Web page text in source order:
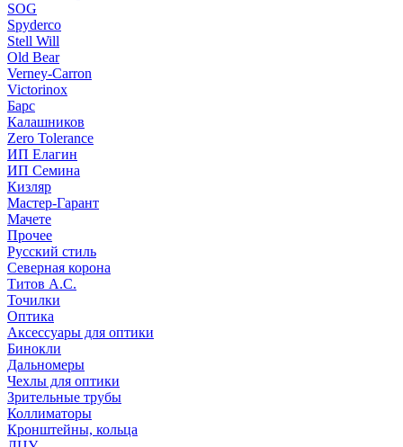
SOG
Spyderco
Stell Will
Old Bear
Verney-Carron
Victorinox
Барс
Калашников
Zero Tolerance
ИП Елагин
ИП Семина
Кизляр
Мастер-Гарант
Мачете
Прочее
Русский стиль
Северная корона
Титов А.С.
Точилки
Оптика
Аксессуары для оптики
Бинокли
Дальномеры
Чехлы для оптики
Зрительные трубы
Коллиматоры
Кронштейны, кольца